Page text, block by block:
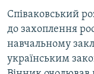
Співаковський
до захоплення
навчальному
українським